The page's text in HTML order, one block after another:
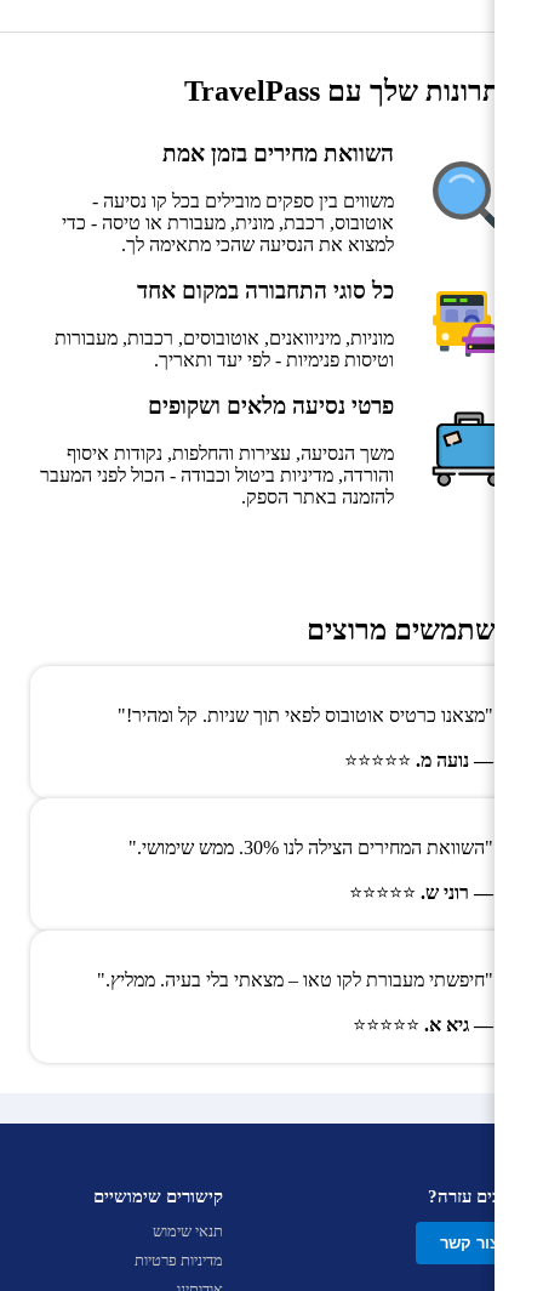
היתרונות שלך עם TravelPass
השוואת מחירים בזמן אמת
משווים בין ספקים מובילים בכל קו נסיעה -
אוטובוס, רכבת, מונית, מעבורת או טיסה - כדי
למצוא את הנסיעה שהכי מתאימה לך.
כל סוגי התחבורה במקום אחד
מוניות, מיניוואנים, אוטובוסים, רכבות, מעבורות
וטיסות פנימיות - לפי יעד ותאריך.
פרטי נסיעה מלאים ושקופים
משך הנסיעה, עצירות והחלפות, נקודות איסוף
והורדה, מדיניות ביטול וכבודה - הכול לפני המעבר
להזמנה באתר הספק.
משתמשים מרוצים
"מצאנו כרטיס אוטובוס לפאי תוך שניות. קל ומהיר!"
— נועה מ. ⭐⭐⭐⭐⭐
"השוואת המחירים הצילה לנו 30%. ממש שימושי."
— רוני ש. ⭐⭐⭐⭐⭐
"חיפשתי מעבורת לקו טאו – מצאתי בלי בעיה. ממליץ."
— גיא א. ⭐⭐⭐⭐⭐
צריכים עזרה?
צור קשר
קישורים שימושיים
תנאי שימוש
מדיניות פרטיות